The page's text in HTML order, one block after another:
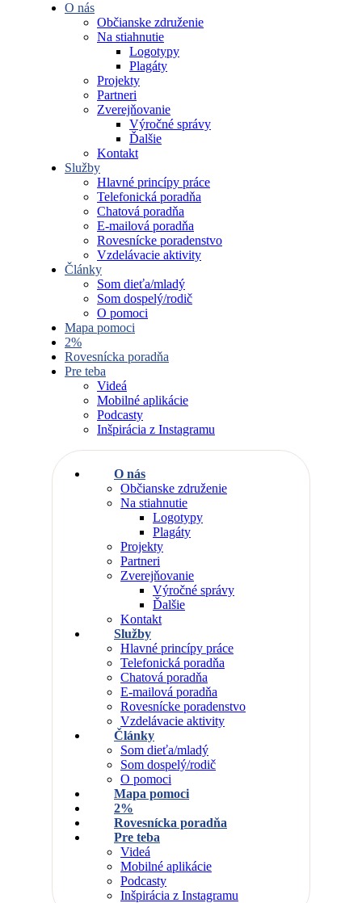
O nás
Občianske združenie
Na stiahnutie
Logotypy
Plagáty
Projekty
Partneri
Zverejňovanie
Výročné správy
Ďalšie
Kontakt
Služby
Hlavné princípy práce
Telefonická poradňa
Chatová poradňa
E-mailová poradňa
Rovesnícke poradenstvo
Vzdelávacie aktivity
Články
Som dieťa/mladý
Som dospelý/rodič
O pomoci
Mapa pomoci
2%
Rovesnícka poradňa
Pre teba
Videá
Mobilné aplikácie
Podcasty
Inšpirácia z Instagramu
O nás
Občianske združenie
Na stiahnutie
Logotypy
Plagáty
Projekty
Partneri
Zverejňovanie
Výročné správy
Ďalšie
Kontakt
Služby
Hlavné princípy práce
Telefonická poradňa
Chatová poradňa
E-mailová poradňa
Rovesnícke poradenstvo
Vzdelávacie aktivity
Články
Som dieťa/mladý
Som dospelý/rodič
O pomoci
Mapa pomoci
2%
Rovesnícka poradňa
Pre teba
Videá
Mobilné aplikácie
Podcasty
Inšpirácia z Instagramu